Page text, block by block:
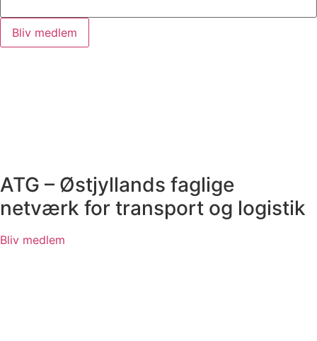
Bliv medlem
ATG – Østjyllands faglige
netværk for transport og logistik
Bliv medlem